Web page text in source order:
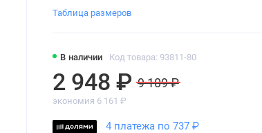
В наличии Код товара: 93811-80
2 948 ₽ 9 109 ₽
экономия 6 161 ₽
4 платежа по 737 ₽
Таблица размеров